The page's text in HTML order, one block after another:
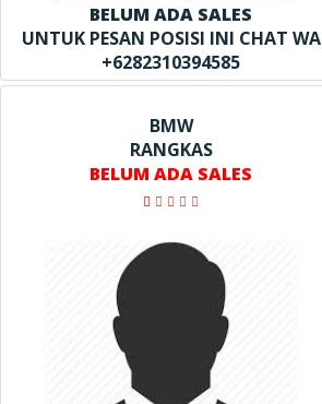
BELUM ADA SALES
UNTUK PESAN POSISI INI CHAT WA
+6282310394585
BMW
RANGKAS
BELUM ADA SALES